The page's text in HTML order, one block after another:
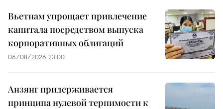
Вьетнам упрощает привлечение
капитала посредством выпуска
корпоративных облигаций
06/08/2026 23:00
Анзянг придерживается
принципа нулевой терпимости к